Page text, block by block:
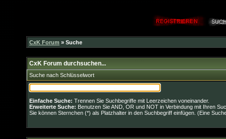
CxK Forum » Suche
CxK Forum durchsuchen...
Suche nach Schlüsselwort
Einfache Suche: Trennen Sie Suchbegriffe mit Leerzeichen voneinander.
Erweiterte Suche: Benutzen Sie AND, OR und NOT in Verbindung mit Ihren
Sie können Sternchen (*) als Platzhalter in den Suchbegriff einfügen. (Eine